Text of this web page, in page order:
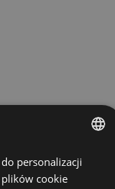
ENGLISH
SPANISH
personalizacji
plików cookie